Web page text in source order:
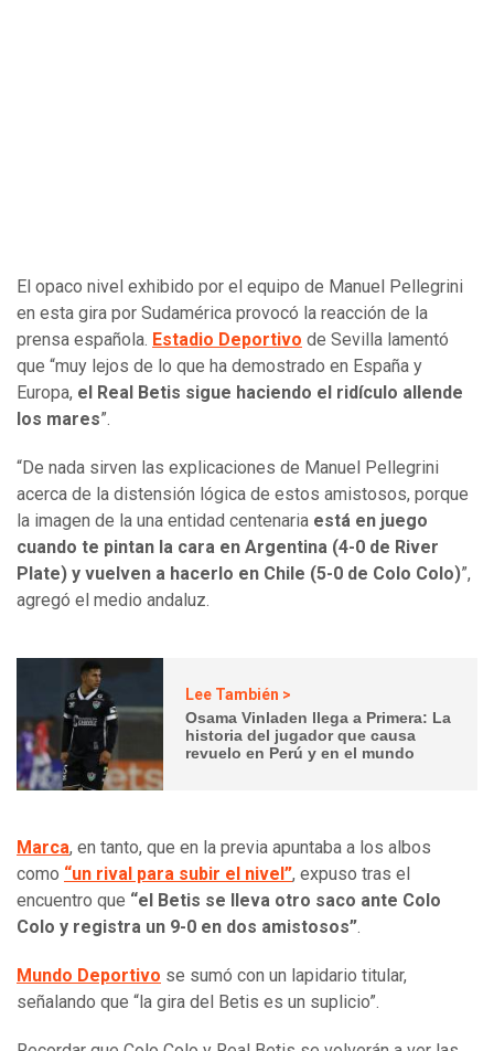
El opaco nivel exhibido por el equipo de Manuel Pellegrini
en esta gira por Sudamérica provocó la reacción de la
prensa española. Estadio Deportivo de Sevilla lamentó
que “muy lejos de lo que ha demostrado en España y
Europa, el Real Betis sigue haciendo el ridículo allende
los mares”.
“De nada sirven las explicaciones de Manuel Pellegrini
acerca de la distensión lógica de estos amistosos, porque
la imagen de la una entidad centenaria está en juego
cuando te pintan la cara en Argentina (4-0 de River
Plate) y vuelven a hacerlo en Chile (5-0 de Colo Colo)”,
agregó el medio andaluz.
Lee También >
Osama Vinladen llega a Primera: La
historia del jugador que causa
revuelo en Perú y en el mundo
Marca, en tanto, que en la previa apuntaba a los albos
como “un rival para subir el nivel”, expuso tras el
encuentro que “el Betis se lleva otro saco ante Colo
Colo y registra un 9-0 en dos amistosos”
Mundo Deportivo se sumó con un lapidario titular,
señalando que “la gira del Betis es un suplicio”.